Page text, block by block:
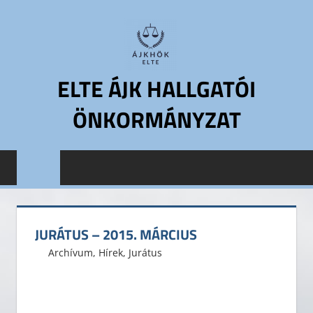
ELTE ÁJK HALLGATÓI
ÖNKORMÁNYZAT
Jogtudományi
Hallgatói
Önkormányzat
JURÁTUS – 2015. MÁRCIUS
2015. március 17.
ELTE ÁJK HÖK
Archívum, Hírek, Jurátus